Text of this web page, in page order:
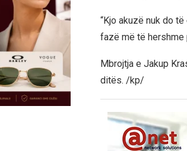
“Kjo akuzë nuk do
fazë më të hershme
Mbrojtja e Jakup
ditës. /kp/